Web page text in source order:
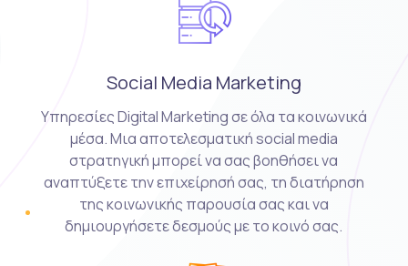
Social Media Marketing
Υπηρεσίες Digital Marketing σε όλα τα κοινωνικά
μέσα. Μια αποτελεσματική social media
στρατηγική μπορεί να σας βοηθήσει να
αναπτύξετε την επιχείρησή σας, τη διατήρηση
της κοινωνικής παρουσία σας και να
δημιουργήσετε δεσμούς με το κοινό σας.